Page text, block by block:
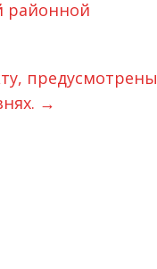
районной
предусмотрены
→